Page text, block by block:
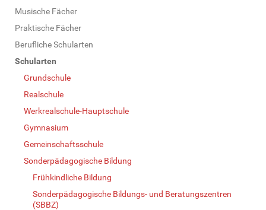
Musische Fächer
Praktische Fächer
Berufliche Schularten
Schularten
Grundschule
Realschule
Werkrealschule-Hauptschule
Gymnasium
Gemeinschaftsschule
Sonderpädagogische Bildung
Frühkindliche Bildung
Sonderpädagogische Bildungs- und Beratungszentren
(SBBZ)